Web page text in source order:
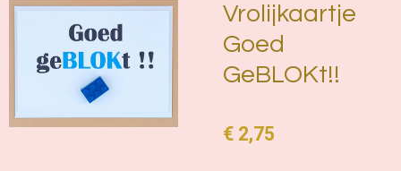
Vrolijkaartje
Goed
GeBLOKt!!
€ 2,75